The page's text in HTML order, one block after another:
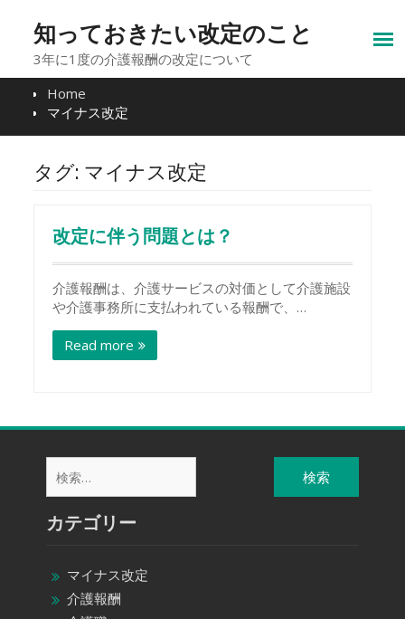
content知っておきたい改定のこと
3年に1度の介護報酬の改定について
Home
マイナス改定
タグ: マイナス改定
改定に伴う問題とは？
介護報酬は、介護サービスの対価として介護施設
や介護事務所に支払われている報酬で、…
Read more
索:
カテゴリー
マイナス改定
介護報酬